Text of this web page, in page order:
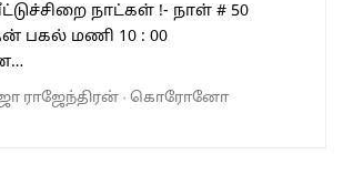
நாட்கள் !- நாள் # 50
பகல் மணி 10 : 00
ராஜேந்திரன் · கொரோனோ